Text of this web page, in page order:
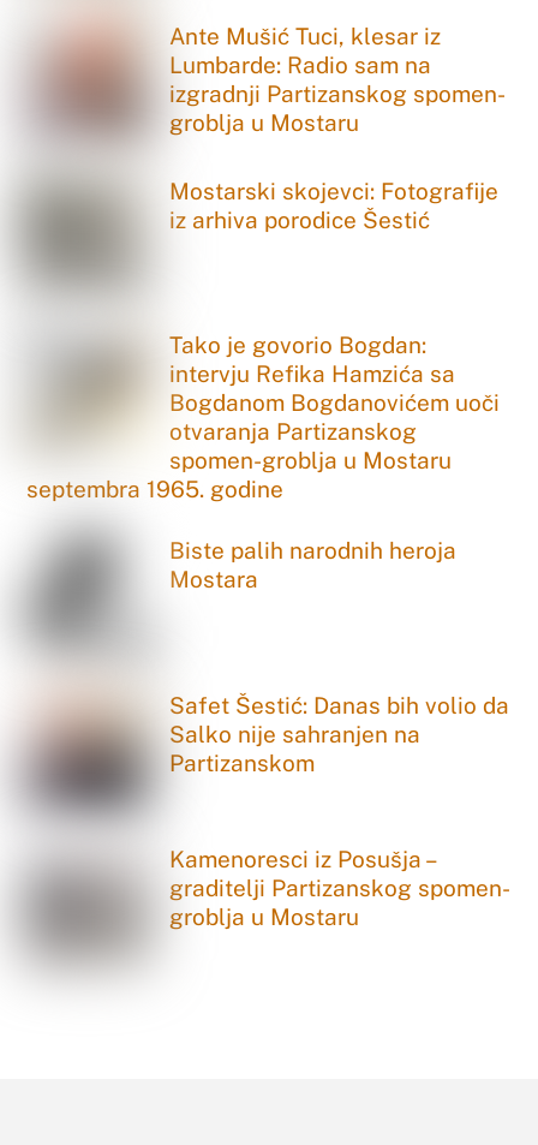
Ante Mušić Tuci, klesar iz
Lumbarde: Radio sam na
izgradnji Partizanskog spomen-
groblja u Mostaru
Mostarski skojevci: Fotografije
iz arhiva porodice Šestić
Tako je govorio Bogdan:
intervju Refika Hamzića sa
Bogdanom Bogdanovićem uoči
otvaranja Partizanskog
spomen-groblja u Mostaru
septembra 1965. godine
Biste palih narodnih heroja
Mostara
Safet Šestić: Danas bih volio da
Salko nije sahranjen na
Partizanskom
Kamenoresci iz Posušja –
graditelji Partizanskog spomen-
groblja u Mostaru